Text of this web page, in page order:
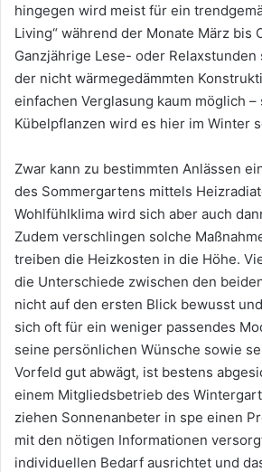
hingegen wird meist für ein
Living“ während der Monate März bis
Ganzjährige Lese- oder
der nicht wärmegedämmten
einfachen Verglasung kaum möglich –
Kübelpflanzen wird es hier im Winter
Zwar kann zu bestimmten Anlässen
des Sommergartens mittels
Wohlfühlklima wird sich aber auch
Zudem verschlingen solche
treiben die Heizkosten in die Höhe.
die Unterschiede zwischen den
nicht auf den ersten Blick bewusst
sich oft für ein weniger passendes
seine persönlichen Wünsche sowie
Vorfeld gut abwägt, ist bestens
einem Mitgliedsbetrieb des
ziehen Sonnenanbeter in spe einen
mit den nötigen Informationen
individuellen Bedarf ausrichtet und